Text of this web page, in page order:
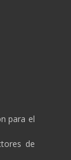
para el
de